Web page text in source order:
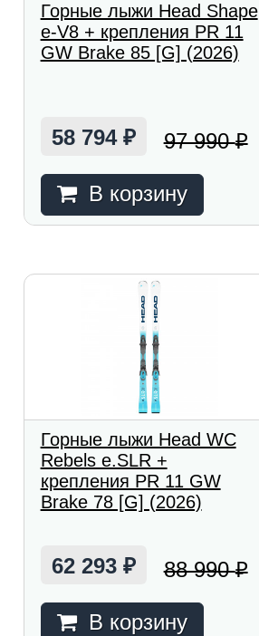
Горные лыжи Head Shape
e-V8 + крепления PR 11
GW Brake 85 [G] (2026)
58 794 ₽ 97 990₽
В корзину
Горные лыжи Head WC
Rebels e.SLR +
крепления PR 11 GW
Brake 78 [G] (2026)
62 293 ₽ 88 990₽
В корзину